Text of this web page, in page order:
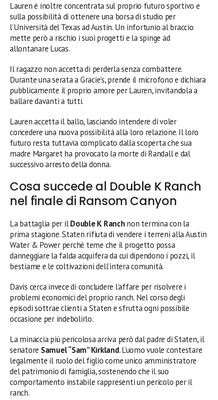
Lauren è inoltre concentrata sul proprio futuro sportivo e
sulla possibilità di ottenere una borsa di studio per
l’Università del Texas ad Austin. Un infortunio al braccio
mette però a rischio i suoi progetti e la spinge ad
allontanare Lucas.
Il ragazzo non accetta di perderla senza combattere.
Durante una serata a Gracie’s, prende il microfono e dichiara
pubblicamente il proprio amore per Lauren, invitandola a
ballare davanti a tutti.
Lauren accetta il ballo, lasciando intendere di voler
concedere una nuova possibilità alla loro relazione. Il loro
futuro resta tuttavia complicato dalla scoperta che sua
madre Margaret ha provocato la morte di Randall e dal
successivo arresto della donna.
Cosa succede al Double K Ranch
nel finale di Ransom Canyon
La battaglia per ilDouble K Ranchnon termina con la
prima stagione. Staten rifiuta di vendere i terreni alla Austin
Water & Power perché teme che il progetto possa
danneggiare la falda acquifera da cui dipendono i pozzi, il
bestiame e le coltivazioni dell’intera comunità.
Davis cerca invece di concludere l’affare per risolvere i
problemi economici del proprio ranch. Nel corso degli
episodi sottrae clienti a Staten e sfrutta ogni possibile
occasione per indebolirlo.
La minaccia più pericolosa arriva però dal padre di Staten, il
senatore Samuel “Sam” Kirkland. L’uomo vuole contestare
legalmente il ruolo del figlio come unico amministratore
del patrimonio di famiglia, sostenendo che il suo
comportamento instabile rappresenti un pericolo per il
ranch.